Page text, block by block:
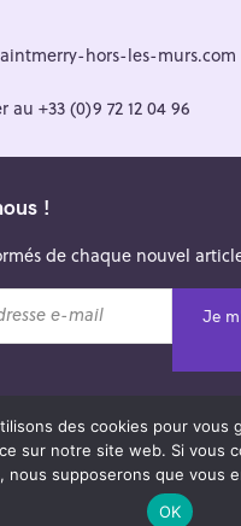
hors-les-murs.com
au +33 (0)9 72 12 04 96
!
de chaque nouvel
Je
© 2026 Saint-Merry
Theme: Felt by
des cookies pour vous
sur notre site web. Si vous
nous supposerons que vous
OK